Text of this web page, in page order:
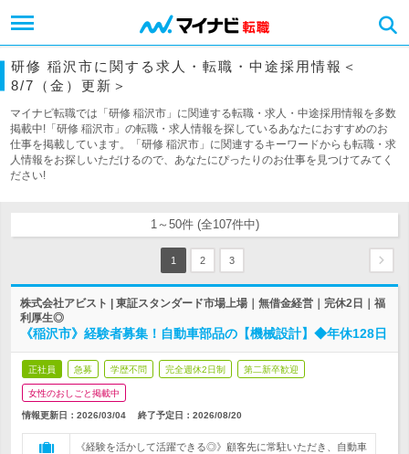
研修 稲沢市に関する求人・転職・中途採用情報＜
8/7（金）更新＞
マイナビ転職では「研修 稲沢市」に関連する転職・求人・中途採用情報を多数
掲載中!「研修 稲沢市」の転職・求人情報を探しているあなたにおすすめのお
仕事を掲載しています。「研修 稲沢市」に関連するキーワードからも転職・求
人情報をお探しいただけるので、あなたにぴったりのお仕事を見つけてみてく
ださい!
1～50件 (全107件中)
1 2 3
株式会社アビスト | 東証スタンダード市場上場｜無借金経営｜完休2日｜福
利厚生◎
《稲沢市》経験者募集！自動車部品の【機械設計】◆年休128日
正社員 急募 学歴不問 完全週休2日制 第二新卒歓迎
女性のおしごと掲載中
情報更新日：2026/03/04 終了予定日： 2026/08/20
《経験を活かして活躍できる◎》顧客先に常駐いただき、自動車